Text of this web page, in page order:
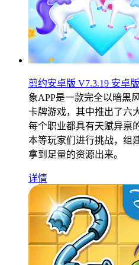
剪约安卓版 V7.3.19 安卓版
象APP是一款完全以暗黑
卡牌游戏，其中推出了六
每个职业都具有天赋异禀
本等玩家们进行挑战，组
拿到足量的资源出来。
详情